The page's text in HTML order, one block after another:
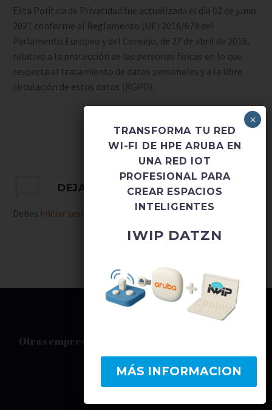
Esta Política de Privacidad fue actualizada el día 02 de junio
2021 conforme al Reglamento (UE) 2016/679 del
Parlamento Europeo y del Consejo, de 27 de abril de 2016,
relativo a la protección de las personas físicas en lo que
respecta al tratamiento de datos personales y a la libre
circulación de estos datos (RGPD).
Actualizado Junio de 2021
DEJAR UN COMENTARIO
Debes iniciar sesión para publicar un comentario.
Otras empresas del grupo que pueden ayudarle:
TRANSFORMA TU RED
WI-FI DE HPE ARUBA EN
UNA RED IOT
PROFESIONAL PARA
CREAR ESPACIOS
INTELIGENTES
IWIP DATZN
MÁS INFORMACION